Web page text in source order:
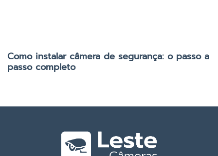
Como instalar câmera de segurança: o passo a
passo completo